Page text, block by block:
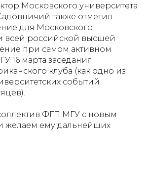
Московского университета
также отметил
для Московского
всей российской высшей
при самом активном
16 марта заседания
клуба (как одно из
событий
ФГП МГУ с новым
желаем ему дальнейших